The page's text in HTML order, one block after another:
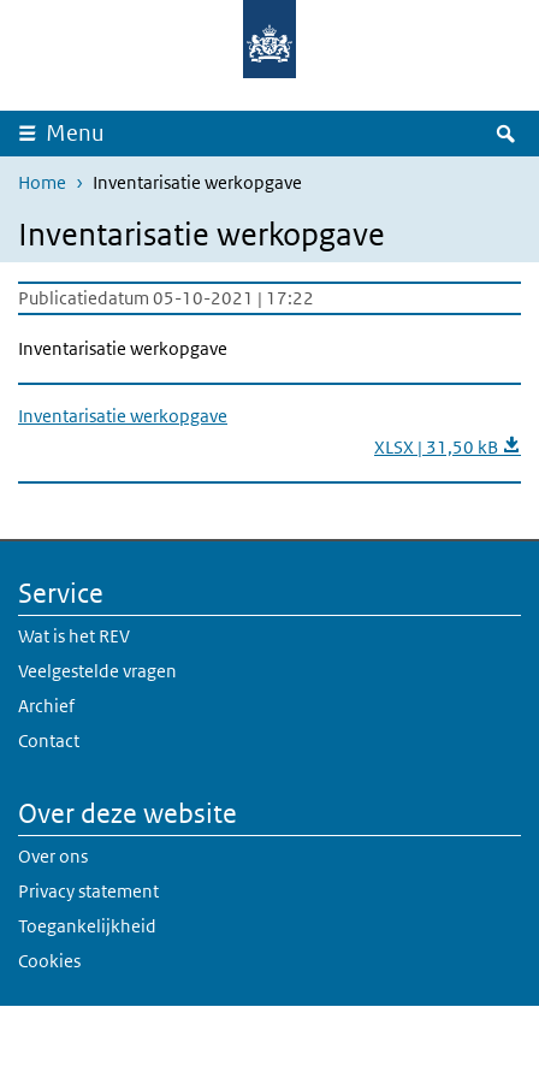
Overslaan en naar de inhoud gaan
Menu
Home Inventarisatie werkopgave
Inventarisatie werkopgave
Publicatiedatum 05-10-2021 | 17:22
Inventarisatie werkopgave
Inventarisatie werkopgave
XLSX | 31,50 kB
Service
Wat is het REV
Veelgestelde vragen
Archief
Contact
Over deze website
Over ons
Privacy statement
Toegankelijkheid
Cookies